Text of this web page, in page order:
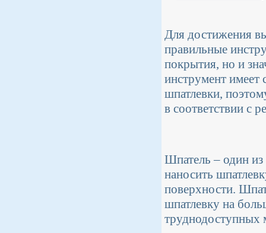
Для достижения
правильные
покрытия, но и
инструмент имеет
шпатлевки,
в соответствии с
Шпатель – один из
наносить
поверхности.
шпатлевку на
труднодоступных